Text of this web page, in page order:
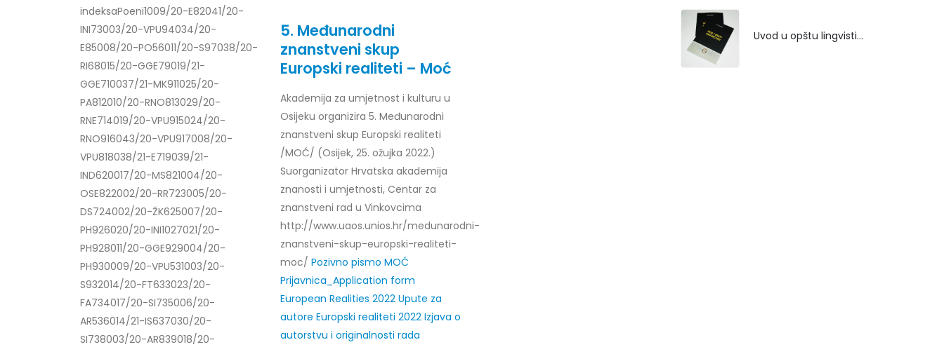
indeksaPoeni1009/20-E82041/20-
INI73003/20-VPU94034/20-
E85008/20-PO56011/20-S97038/20-
RI68015/20-GGE79019/21-
GGE710037/21-MK911025/20-
PA812010/20-RNO813029/20-
RNE714019/20-VPU915024/20-
RNO916043/20-VPU917008/20-
VPU818038/21-E719039/21-
IND620017/20-MS821004/20-
OSE822002/20-RR723005/20-
DS724002/20-ŽK625007/20-
PH926020/20-INI1027021/20-
PH928011/20-GGE929004/20-
PH930009/20-VPU531003/20-
S932014/20-FT633023/20-
FA734017/20-SI735006/20-
AR536014/21-IS637030/20-
SI738003/20-AR839018/20-
5. Međunarodni
znanstveni skup
Europski realiteti – Moć
Akademija za umjetnost i kulturu u
Osijeku organizira 5. Međunarodni
znanstveni skup Europski realiteti
/MOĆ/ (Osijek, 25. ožujka 2022.)
Suorganizator Hrvatska akademija
znanosti i umjetnosti, Centar za
znanstveni rad u Vinkovcima
http://www.uaos.unios.hr/medunarodni-
znanstveni-skup-europski-realiteti-
moc/ Pozivno pismo MOĆ
Prijavnica_Application form
European Realities 2022 Upute za
autore Europski realiteti 2022 Izjava o
autorstvu i originalnosti rada
Uvod u opštu lingvistiku